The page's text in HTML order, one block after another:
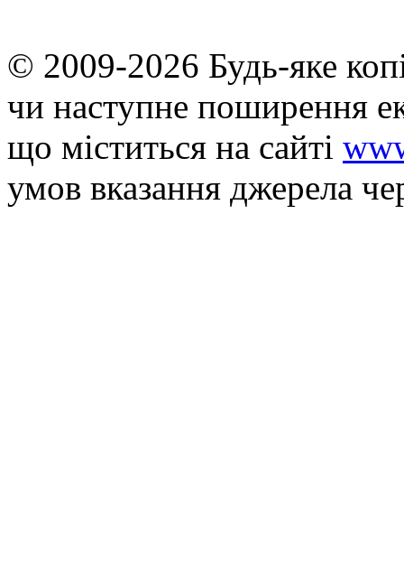
© 2009-2026 Будь-яке
чи наступне поширення
що мiститься на сайті
умов вказання джерела